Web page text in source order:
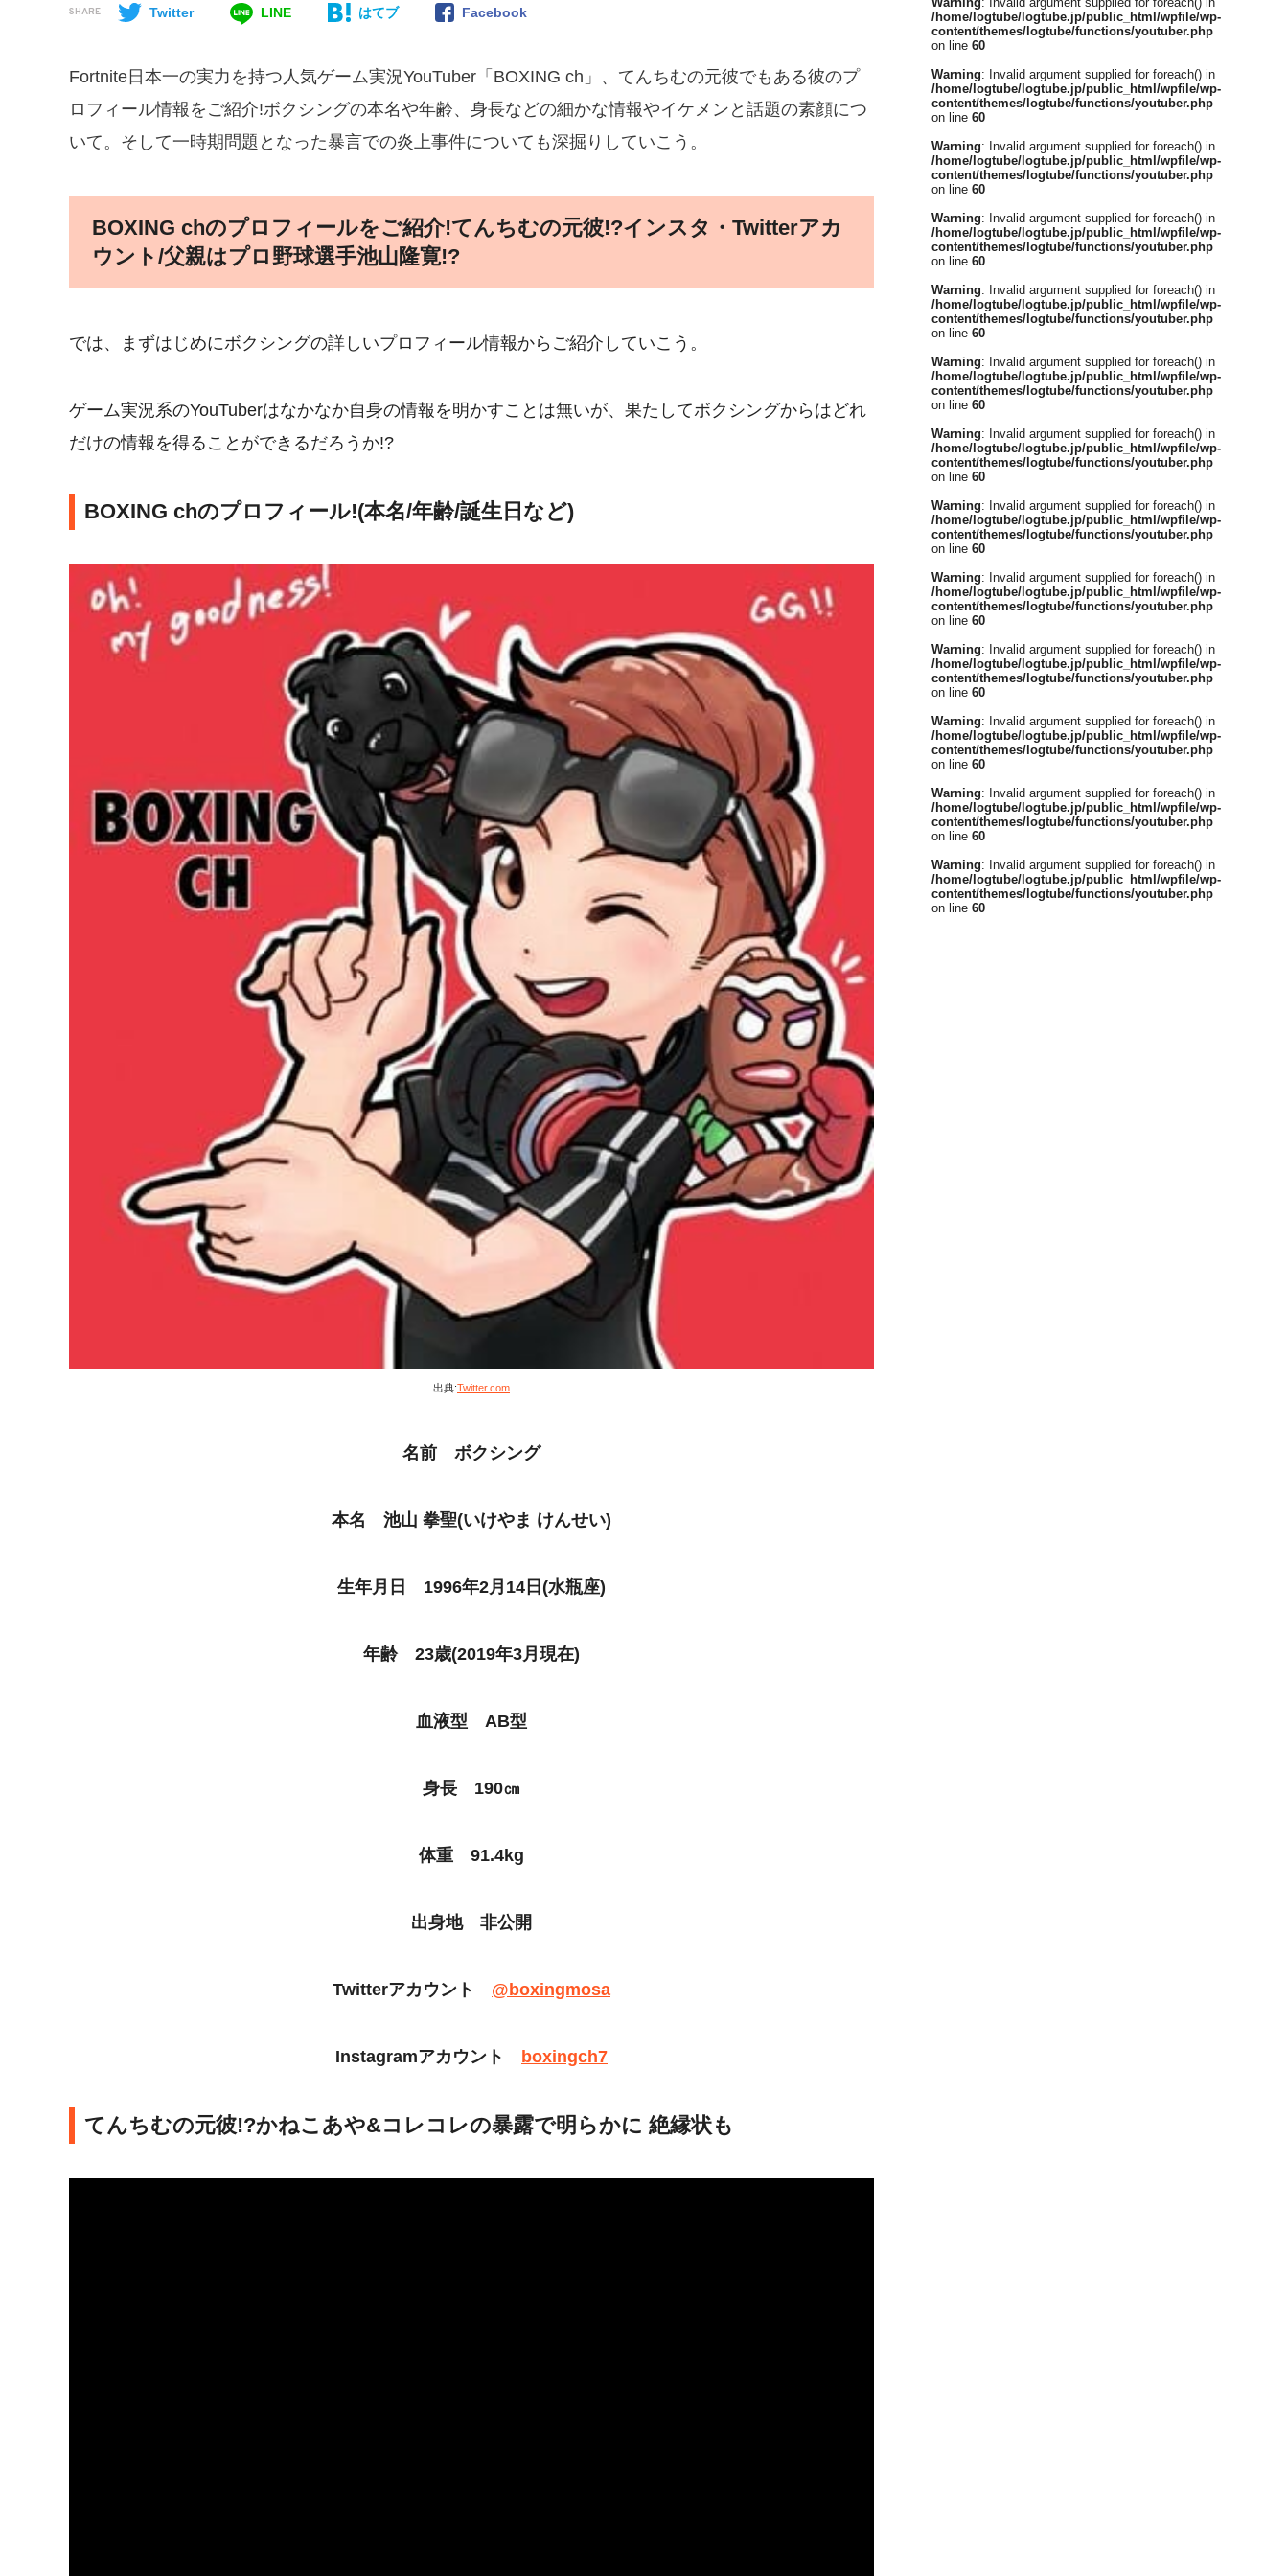
SHARE Twitter LINE はてブ Facebook
Fortnite日本一の実力を持つ人気ゲーム実況YouTuber「BOXING ch」、てんちむの元彼でもある彼のプ
ロフィール情報をご紹介!ボクシングの本名や年齢、身長などの細かな情報やイケメンと話題の素顔につ
いて。そして一時期問題となった暴言での炎上事件についても深掘りしていこう。
BOXING chのプロフィールをご紹介!てんちむの元彼!?インスタ・Twitterアカ
ウント/父親はプロ野球選手池山隆寛!?
では、まずはじめにボクシングの詳しいプロフィール情報からご紹介していこう。
ゲーム実況系のYouTuberはなかなか自身の情報を明かすことは無いが、果たしてボクシングからはどれ
だけの情報を得ることができるだろうか!?
BOXING chのプロフィール!(本名/年齢/誕生日など)
出典:Twitter.com
名前 ボクシング
本名 池山 拳聖(いけやま けんせい)
生年月日 1996年2月14日(水瓶座)
年齢 23歳(2019年3月現在)
血液型 AB型
身長 190㎝
体重 91.4kg
出身地 非公開
Twitterアカウント @boxingmosa
Instagramアカウント boxingch7
てんちむの元彼!?かねこあや&コレコレの暴露で明らかに 絶縁状も
/home/logtube/logtube.jp/public_html/wpfile/wp-
content/themes/logtube/functions/youtuber.php
on line 60
Warning: Invalid argument supplied for foreach() in
/home/logtube/logtube.jp/public_html/wpfile/wp-
content/themes/logtube/functions/youtuber.php
on line 60
Warning: Invalid argument supplied for foreach() in
/home/logtube/logtube.jp/public_html/wpfile/wp-
content/themes/logtube/functions/youtuber.php
on line 60
Warning: Invalid argument supplied for foreach() in
/home/logtube/logtube.jp/public_html/wpfile/wp-
content/themes/logtube/functions/youtuber.php
on line 60
Warning: Invalid argument supplied for foreach() in
/home/logtube/logtube.jp/public_html/wpfile/wp-
content/themes/logtube/functions/youtuber.php
on line 60
Warning: Invalid argument supplied for foreach() in
/home/logtube/logtube.jp/public_html/wpfile/wp-
content/themes/logtube/functions/youtuber.php
on line 60
Warning: Invalid argument supplied for foreach() in
/home/logtube/logtube.jp/public_html/wpfile/wp-
content/themes/logtube/functions/youtuber.php
on line 60
Warning: Invalid argument supplied for foreach() in
/home/logtube/logtube.jp/public_html/wpfile/wp-
content/themes/logtube/functions/youtuber.php
on line 60
Warning: Invalid argument supplied for foreach() in
/home/logtube/logtube.jp/public_html/wpfile/wp-
content/themes/logtube/functions/youtuber.php
on line 60
Warning: Invalid argument supplied for foreach() in
/home/logtube/logtube.jp/public_html/wpfile/wp-
content/themes/logtube/functions/youtuber.php
on line 60
Warning: Invalid argument supplied for foreach() in
/home/logtube/logtube.jp/public_html/wpfile/wp-
content/themes/logtube/functions/youtuber.php
on line 60
Warning: Invalid argument supplied for foreach() in
/home/logtube/logtube.jp/public_html/wpfile/wp-
content/themes/logtube/functions/youtuber.php
on line 60
Warning: Invalid argument supplied for foreach() in
/home/logtube/logtube.jp/public_html/wpfile/wp-
content/themes/logtube/functions/youtuber.php
on line 60